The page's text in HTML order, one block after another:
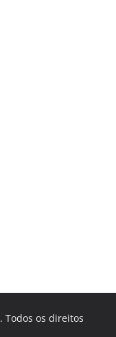
. Todos os direitos